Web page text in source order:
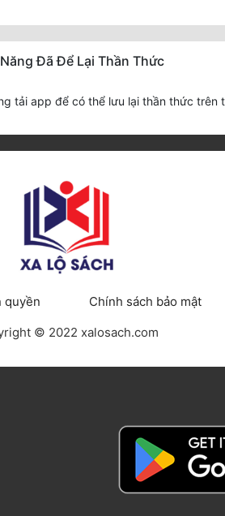
Đã Để Lại Thần Thức
tải app để có thể lưu lại thần thức trên
quyền
Chính sách bảo mật
© 2022 xalosach.com